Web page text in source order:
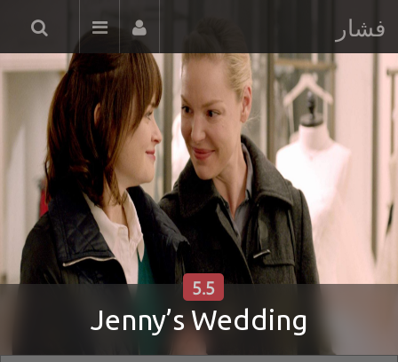
فشار
Jenny’s Wedding
5.5